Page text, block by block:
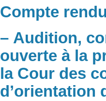
Compte
– Audition,
ouverte à la
la Cour des
d’orientation